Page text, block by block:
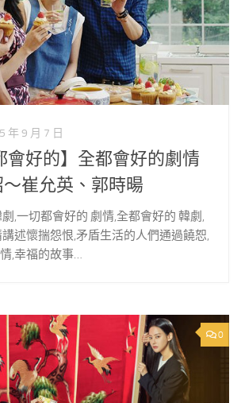
年 9 月 7 日
會好的】全都會好的劇情
～崔允英、郭時暘
,一切都會好的 劇情,全都會好的 韓劇,
述懷揣怨恨,矛盾生活的人們通過饒恕,
,幸福的故事…
0